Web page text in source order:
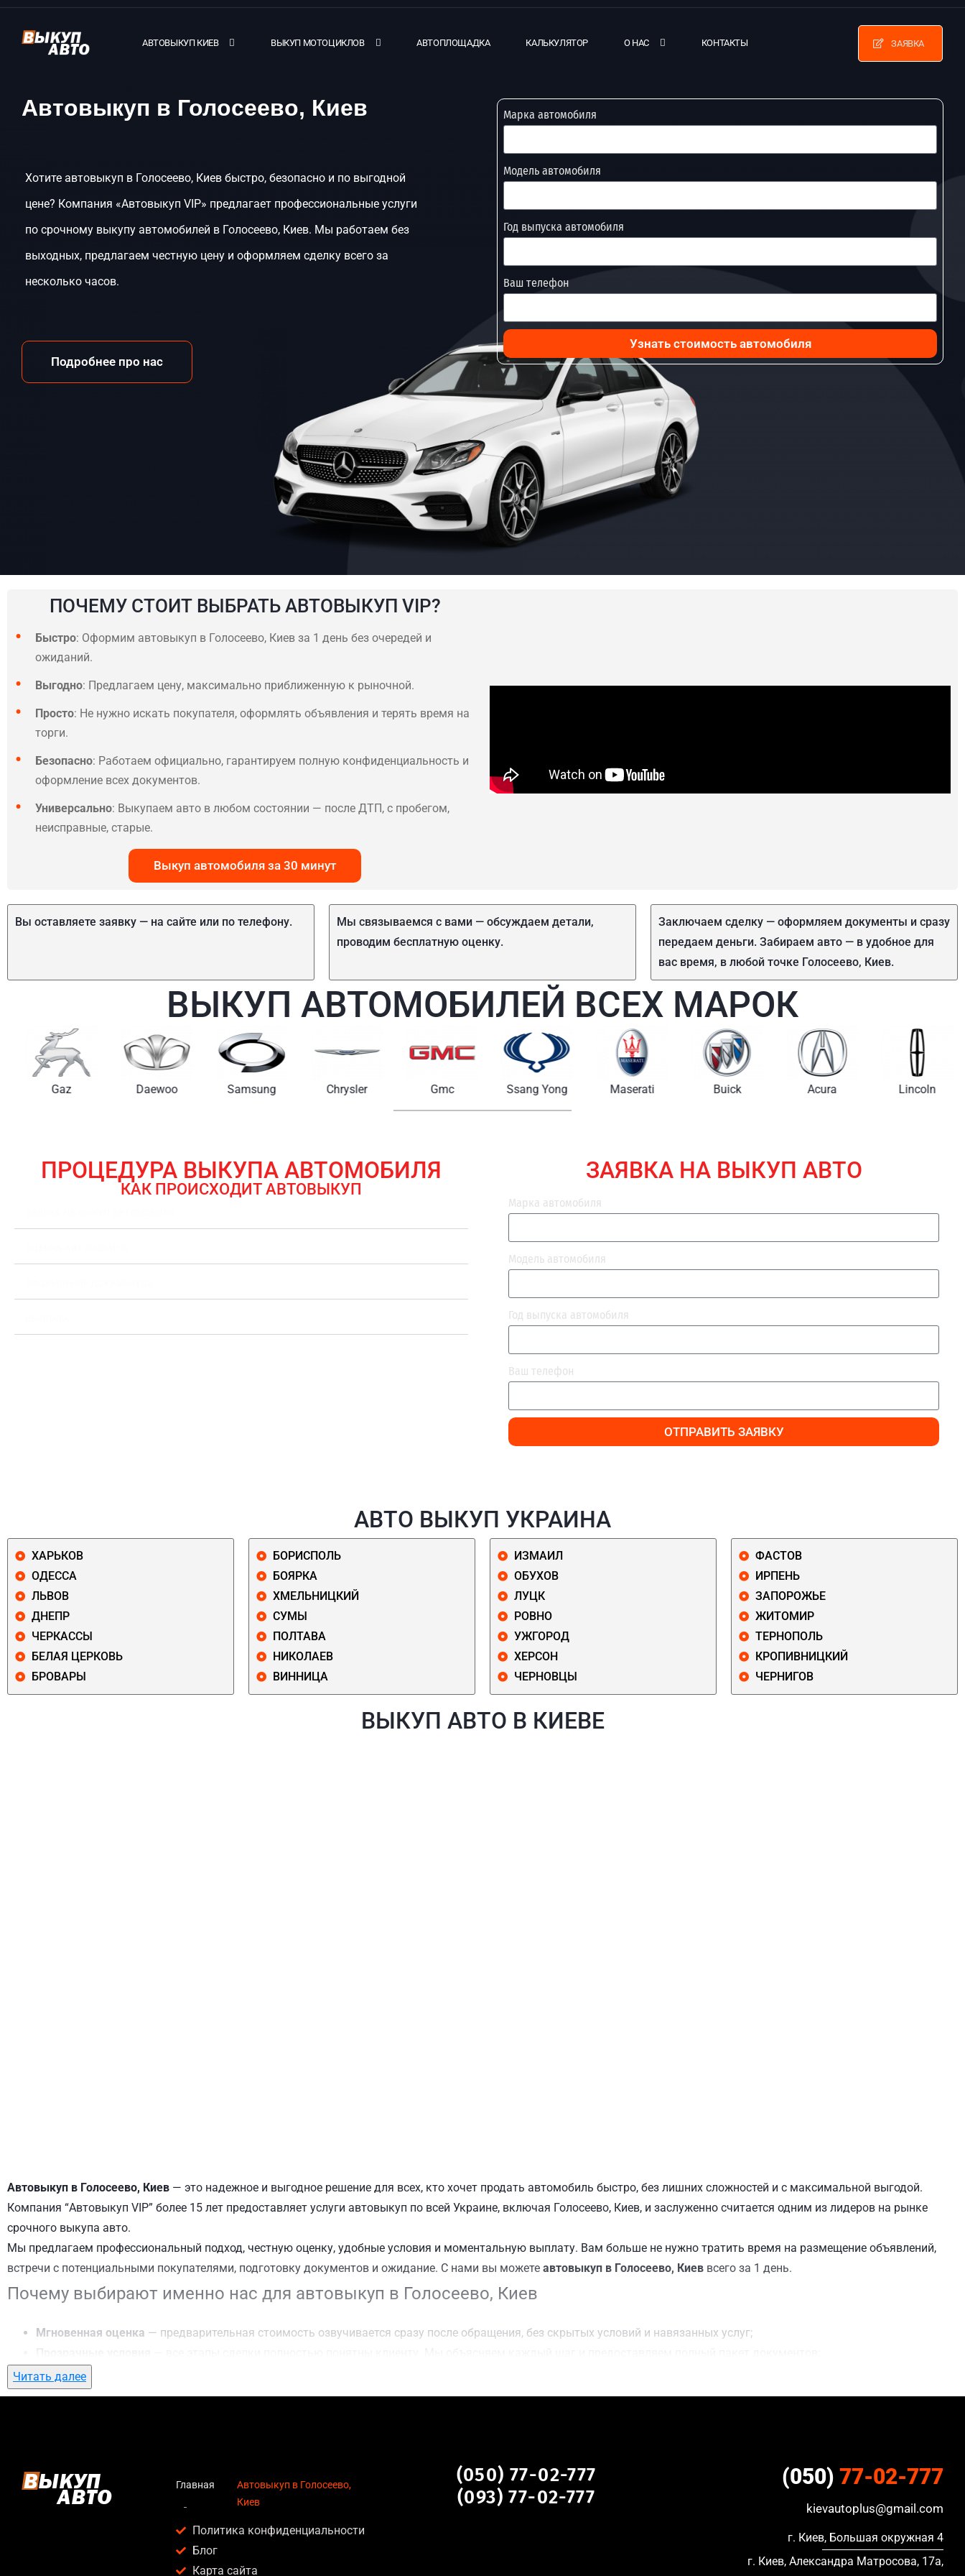
АВТОВЫКУП КИЕВ ВЫКУП МОТОЦИКЛОВ АВТОПЛОЩАДКА КАЛЬКУЛЯТОР О НАС КОНТАКТЫ ЗАЯВКА
Автовыкуп в Голосеево, Киев
Хотите автовыкуп в Голосеево, Киев быстро, безопасно и по выгодной
цене? Компания «Автовыкуп VIP» предлагает профессиональные услуги
по срочному выкупу автомобилей в Голосеево, Киев. Мы работаем без
выходных, предлагаем честную цену и оформляем сделку всего за
несколько часов.
Подробнее про нас
Марка автомобиля
Модель автомобиля
Год выпуска автомобиля
Ваш телефон
Узнать стоимость автомобиля
ПОЧЕМУ СТОИТ ВЫБРАТЬ АВТОВЫКУП VIP?
Быстро: Оформим автовыкуп в Голосеево, Киев за 1 день без очередей и
ожиданий.
Выгодно: Предлагаем цену, максимально приближенную к рыночной.
Просто: Не нужно искать покупателя, оформлять объявления и терять время на
торги.
Безопасно: Работаем официально, гарантируем полную конфиденциальность и
оформление всех документов.
Универсально: Выкупаем авто в любом состоянии — после ДТП, с пробегом,
неисправные, старые.
Выкуп автомобиля за 30 минут
Вы оставляете заявку — на сайте или по телефону.
Мы связываемся с вами — обсуждаем детали,
проводим бесплатную оценку.
Заключаем сделку — оформляем документы и сразу
передаем деньги. Забираем авто — в удобное для
вас время, в любой точке Голосеево, Киев.
ВЫКУП АВТОМОБИЛЕЙ ВСЕХ МАРОК
Gaz Daewoo Samsung Chrysler Gmc Ssang Yong Maserati Buick Acura Lincoln
ПРОЦЕДУРА ВЫКУПА АВТОМОБИЛЯ
КАК ПРОИСХОДИТ АВТОВЫКУП
ЗАЯВКА НА ВЫКУП АВТО
Марка автомобиля
Модель автомобиля
Год выпуска автомобиля
Ваш телефон
ОТПРАВИТЬ ЗАЯВКУ
АВТО ВЫКУП УКРАИНА
ХАРЬКОВ
ОДЕССА
ЛЬВОВ
ДНЕПР
ЧЕРКАССЫ
БЕЛАЯ ЦЕРКОВЬ
БРОВАРЫ
БОРИСПОЛЬ
БОЯРКА
ХМЕЛЬНИЦКИЙ
СУМЫ
ПОЛТАВА
НИКОЛАЕВ
ВИННИЦА
ИЗМАИЛ
ОБУХОВ
ЛУЦК
РОВНО
УЖГОРОД
ХЕРСОН
ЧЕРНОВЦЫ
ФАСТОВ
ИРПЕНЬ
ЗАПОРОЖЬЕ
ЖИТОМИР
ТЕРНОПОЛЬ
КРОПИВНИЦКИЙ
ЧЕРНИГОВ
ВЫКУП АВТО В КИЕВЕ
Автовыкуп в Голосеево, Киев — это надежное и выгодное решение для всех, кто хочет продать автомобиль быстро, без лишних сложностей и с максимальной выгодой.
Компания “Автовыкуп VIP” более 15 лет предоставляет услуги автовыкуп по всей Украине, включая Голосеево, Киев, и заслуженно считается одним из лидеров на рынке
срочного выкупа авто.
Мы предлагаем профессиональный подход, честную оценку, удобные условия и моментальную выплату. Вам больше не нужно тратить время на размещение объявлений,
встречи с потенциальными покупателями, подготовку документов и ожидание. С нами вы можете автовыкуп в Голосеево, Киев всего за 1 день.
Почему выбирают именно нас для автовыкуп в Голосеево, Киев
Мгновенная оценка — предварительная стоимость озвучивается сразу после обращения, без скрытых условий и навязанных услуг;
Гибкий подход
Честные цены— предлагаем до 95% от рыночной стоимости даже за авто после аварии или с пробегом;
Кому подойдет автовыкуп в Голосеево, Киев
Услуга автовыкуп в Голосеево, Киев актуальна для:
Владельцев автомобилей после аварии, когда восстановление экономически нецелесообразно;
Читать далее
Главная
Автовыкуп в Голосеево,
Киев
Политика конфиденциальности
Блог
Карта сайта
(050) 77-02-777
(093) 77-02-777
(050) 77-02-777
kievautoplus@gmail.com
г. Киев, Большая окружная 4
г. Киев, Александра Матросова, 17а,